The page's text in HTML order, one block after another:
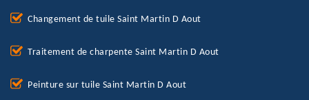
Changement de tuile Saint Martin D Aout
Traitement de charpente Saint Martin D Aout
Peinture sur tuile Saint Martin D Aout